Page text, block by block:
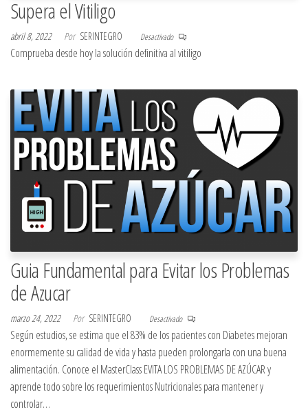
Supera el Vitiligo
abril 8, 2022 Por SERINTEGRO Desactivado
Comprueba desde hoy la solución definitiva al vitiligo
Guia Fundamental para Evitar los Problemas
de Azucar
marzo 24, 2022 Por SERINTEGRO Desactivado
Según estudios, se estima que el 83% de los pacientes con Diabetes mejoran
enormemente su calidad de vida y hasta pueden prolongarla con una buena
alimentación. Conoce el MasterClass EVITA LOS PROBLEMAS DE AZÚCAR y
aprende todo sobre los requerimientos Nutricionales para mantener y
controlar…